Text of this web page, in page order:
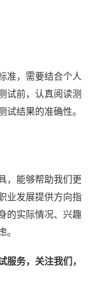
准，需要结合个人
试前，认真阅读测
试结果的准确性。
，能够帮助我们更
业发展提供方向指
的实际情况、兴趣
。
服务，关注我们，